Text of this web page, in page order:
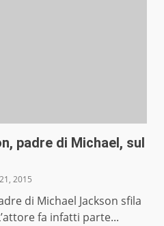
padre di Michael, sul
2015
di Michael Jackson sfila
fa infatti parte...